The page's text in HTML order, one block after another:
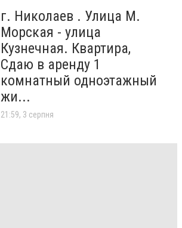
г. Николаев . Улица М.
Морская - улица
Кузнечная. Квартира,
Сдаю в аренду 1
комнатный одноэтажный
жи...
21:59, 3 серпня